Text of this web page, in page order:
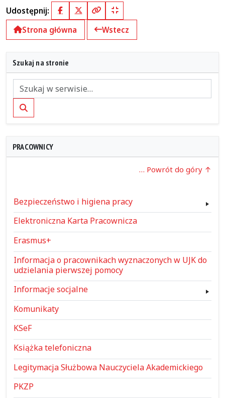
Udostępnij: FacebookX (Twitter)
Kopiuj pełny link
Kopiuj krótki link
Strona główna
Wstecz
Szukaj na stronie
Szukaj
PRACOWNICY
… Powrót do góry
Bezpieczeństwo i higiena pracy
Elektroniczna Karta Pracownicza
Erasmus+
Informacja o pracownikach wyznaczonych w UJK do
udzielania pierwszej pomocy
Informacje socjalne
Komunikaty
KSeF
Książka telefoniczna
Legitymacja Służbowa Nauczyciela Akademickiego
PKZP